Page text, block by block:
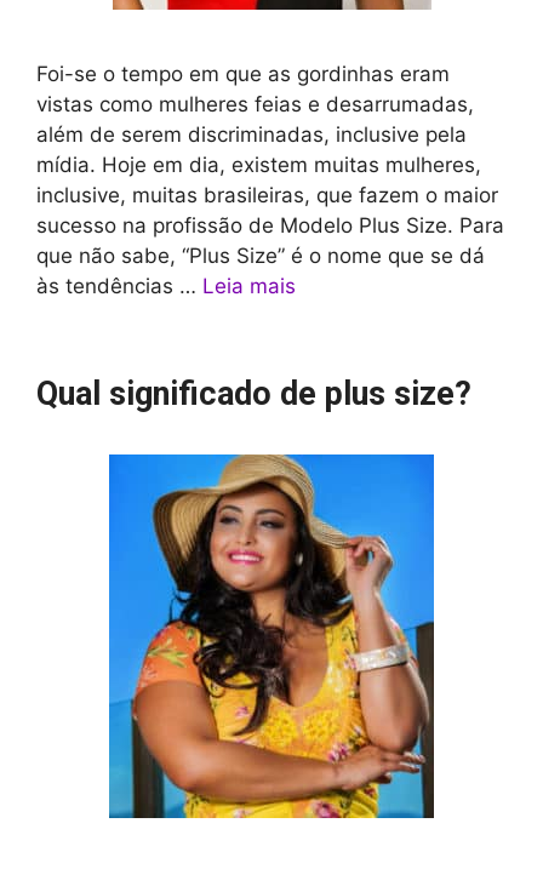
Foi-se o tempo em que as gordinhas eram
vistas como mulheres feias e desarrumadas,
além de serem discriminadas, inclusive pela
mídia. Hoje em dia, existem muitas mulheres,
inclusive, muitas brasileiras, que fazem o maior
sucesso na profissão de Modelo Plus Size. Para
que não sabe, “Plus Size” é o nome que se dá
às tendências … Leia mais
Qual significado de plus size?